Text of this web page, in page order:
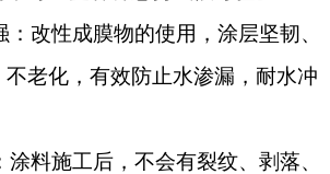
：改性成膜物的使用，涂层坚韧、
老化，有效防止水渗漏，耐水冲
涂料施工后，不会有裂纹、剥落、